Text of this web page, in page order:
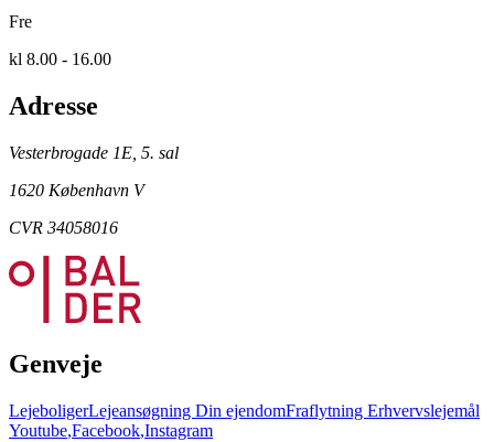
Fre
kl 8.00 - 16.00
Adresse
Vesterbrogade 1E, 5. sal
1620 København V
CVR 34058016
Genveje
LejeboligerLejeansøgning Din ejendomFraflytning Erhvervslejemål
Youtube,Facebook,Instagram